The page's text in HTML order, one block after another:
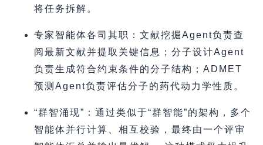
将任务拆解。
专家智能体各司其职：文献挖掘Agent负责查
阅最新文献并提取关键信息；分子设计Agent
负责生成符合约束条件的分子结构；ADMET
预测Agent负责评估分子的药代动力学性质。
“群智涌现”：通过类似于“群智能”的架构，多个
智能体并行计算、相互校验，最终由一个评审